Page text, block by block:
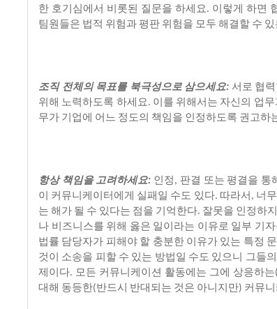
한 호기심에서 비롯된 질문을 하세요 . 이렇게 하면
팀원들은 법적 위험과 평판 위험을 모두 해결할 수 있
조직 전체의 목표를 북극성으로 삼으세요: 서로 협
위해 노력하도록 하세요 . 이를 위해서는 자신의 업무
무가 기업에 어느 정도의 책임을 인정하도록 권고하
항상 책임을 고려하세요: 인정 , 판결 또는 평결을 통
이
커뮤니케이터에게 실패일 수도 있다. 따라서 , 너무
는 해가 될 수 있다는 점을 기억한다. 잘못을 인정하지
나 비즈니스를 위해 옳은 일이라는 이유로 일부 기자
법률 담당자가 피해야 할 충분한 이유가 있는 특정
것이
소송을 피할 수 있는 방법일 수도 있으니 그들의
제이다. 모든 커뮤니케이션 활동에는 그에 상응하는(
대해 동등한(반드시 반대되는 것은 아니지만) 커뮤